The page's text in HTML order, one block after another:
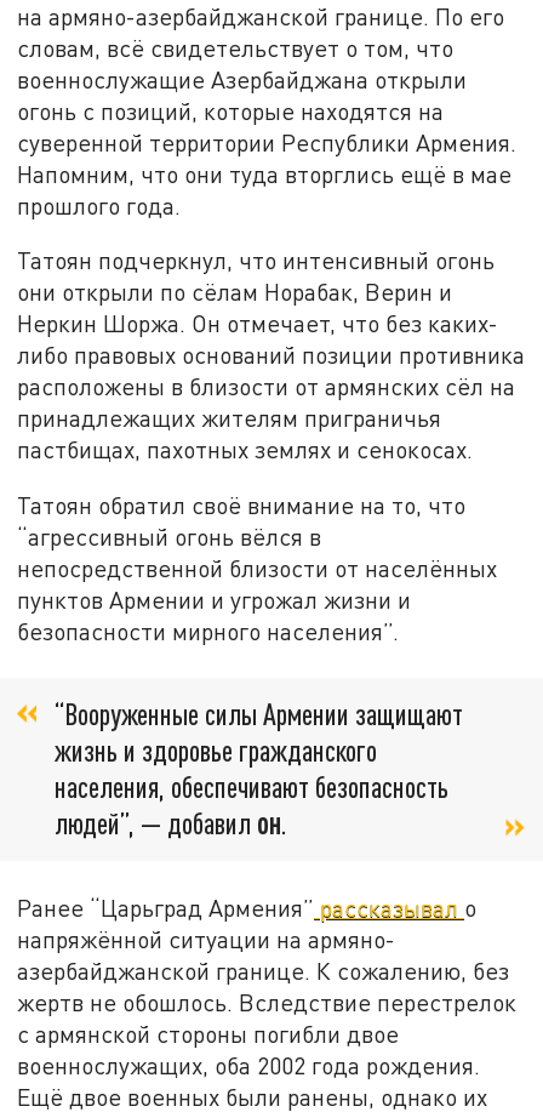
на армяно-азербайджанской границе. По его
словам, всё свидетельствует о том, что
военнослужащие Азербайджана открыли
огонь с позиций, которые находятся на
суверенной территории Республики Армения.
Напомним, что они туда вторглись ещё в мае
прошлого года.
Татоян подчеркнул, что интенсивный огонь
они открыли по сёлам Норабак, Верин и
Неркин Шоржа. Он отмечает, что без каких-
либо правовых оснований позиции противника
расположены в близости от армянских сёл на
принадлежащих жителям приграничья
пастбищах, пахотных землях и сенокосах.
Татоян обратил своё внимание на то, что
“агрессивный огонь вёлся в
непосредственной близости от населённых
пунктов Армении и угрожал жизни и
безопасности мирного населения”.
“Вооруженные силы Армении защищают
жизнь и здоровье гражданского
населения, обеспечивают безопасность
людей”, — добавил он.
Ранее “Царьград Армения” рассказывал о
напряжённой ситуации на армяно-
азербайджанской границе. К сожалению, без
жертв не обошлось. Вследствие перестрелок
с армянской стороны погибли двое
военнослужащих, оба 2002 года рождения.
Ещё двое военных были ранены, однако их